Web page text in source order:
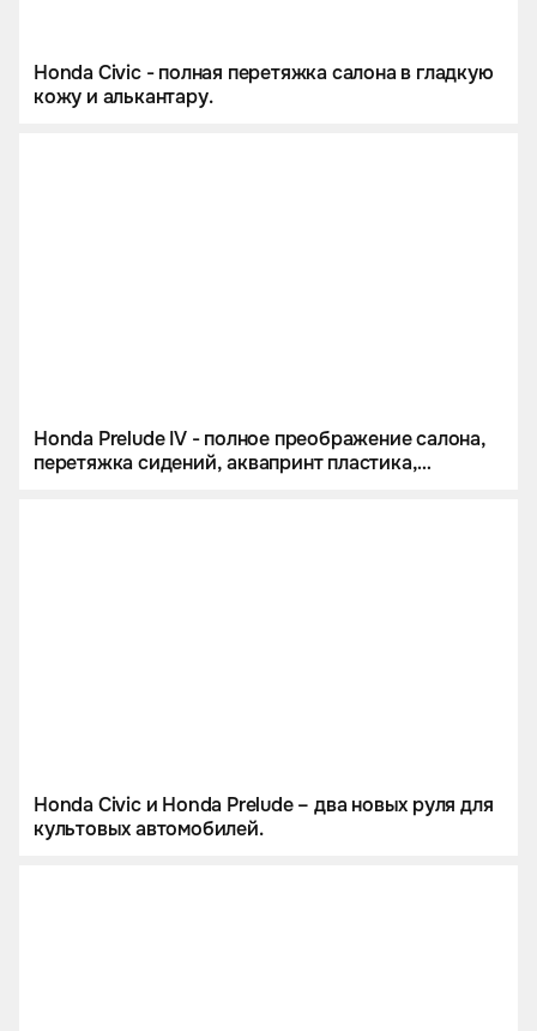
Honda Civic - полная перетяжка салона в гладкую
кожу и алькантару.
Honda Prelude IV - полное преображение салона,
перетяжка сидений, аквапринт пластика,
Honda Civic и Honda Prelude – два новых руля для
культовых автомобилей.